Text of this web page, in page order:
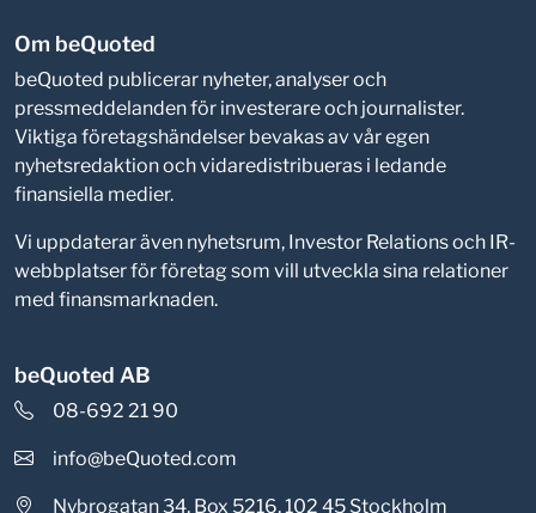
Om beQuoted
beQuoted publicerar nyheter, analyser och
pressmeddelanden för investerare och journalister.
Viktiga företagshändelser bevakas av vår egen
nyhetsredaktion och vidaredistribueras i ledande
finansiella medier.
Vi uppdaterar även nyhetsrum, Investor Relations och IR-
webbplatser för företag som vill utveckla sina relationer
med finansmarknaden.
beQuoted AB
08-692 21 90
info@beQuoted.com
Nybrogatan 34, Box 5216, 102 45 Stockholm